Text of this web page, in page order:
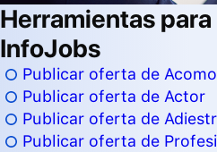
Herramientas
InfoJobs
Publicar oferta de
Publicar oferta de Actor
Publicar oferta de
Publicar oferta de